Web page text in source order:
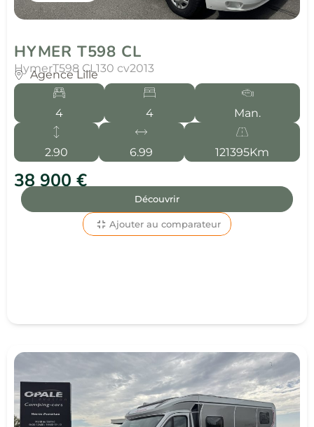
HYMER T598 CL
HymerT598 CL130 cv2013
Agence Lille
4 4 Man.
2.90 6.99 121395Km
38 900 €
Découvrir
Ajouter au comparateur